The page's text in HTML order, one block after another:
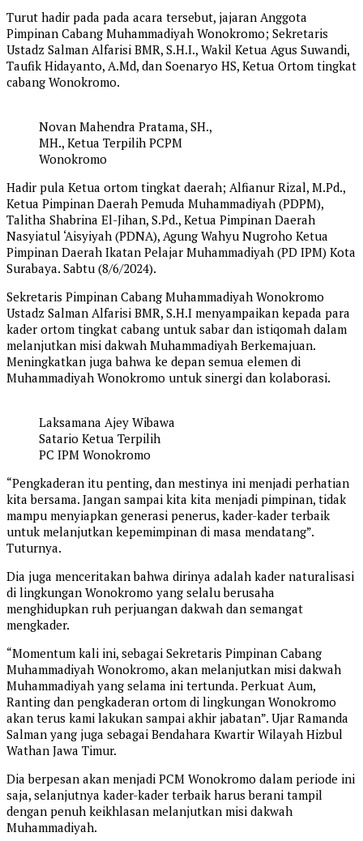
Turut hadir pada pada acara tersebut, jajaran Anggota
Pimpinan Cabang Muhammadiyah Wonokromo; Sekretaris
Ustadz Salman Alfarisi BMR, S.H.I., Wakil Ketua Agus Suwandi,
Taufik Hidayanto, A.Md, dan Soenaryo HS, Ketua Ortom tingkat
cabang Wonokromo.
Novan Mahendra Pratama, SH.,
MH., Ketua Terpilih PCPM
Wonokromo
Hadir pula Ketua ortom tingkat daerah; Alfianur Rizal, M.Pd.,
Ketua Pimpinan Daerah Pemuda Muhammadiyah (PDPM),
Talitha Shabrina El-Jihan, S.Pd., Ketua Pimpinan Daerah
Nasyiatul ‘Aisyiyah (PDNA), Agung Wahyu Nugroho Ketua
Pimpinan Daerah Ikatan Pelajar Muhammadiyah (PD IPM) Kota
Surabaya. Sabtu (8/6/2024).
Sekretaris Pimpinan Cabang Muhammadiyah Wonokromo
Ustadz Salman Alfarisi BMR, S.H.I menyampaikan kepada para
kader ortom tingkat cabang untuk sabar dan istiqomah dalam
melanjutkan misi dakwah Muhammadiyah Berkemajuan.
Meningkatkan juga bahwa ke depan semua elemen di
Muhammadiyah Wonokromo untuk sinergi dan kolaborasi.
Laksamana Ajey Wibawa
Satario Ketua Terpilih
PC IPM Wonokromo
“Pengkaderan itu penting, dan mestinya ini menjadi perhatian
kita bersama. Jangan sampai kita kita menjadi pimpinan, tidak
mampu menyiapkan generasi penerus, kader-kader terbaik
untuk melanjutkan kepemimpinan di masa mendatang”.
Tuturnya.
Dia juga menceritakan bahwa dirinya adalah kader naturalisasi
di lingkungan Wonokromo yang selalu berusaha
menghidupkan ruh perjuangan dakwah dan semangat
mengkader.
“Momentum kali ini, sebagai Sekretaris Pimpinan Cabang
Muhammadiyah Wonokromo, akan melanjutkan misi dakwah
Muhammadiyah yang selama ini tertunda. Perkuat Aum,
Ranting dan pengkaderan ortom di lingkungan Wonokromo
akan terus kami lakukan sampai akhir jabatan”. Ujar Ramanda
Salman yang juga sebagai Bendahara Kwartir Wilayah Hizbul
Wathan Jawa Timur.
Dia berpesan akan menjadi PCM Wonokromo dalam periode ini
saja, selanjutnya kader-kader terbaik harus berani tampil
dengan penuh keikhlasan melanjutkan misi dakwah
Muhammadiyah.